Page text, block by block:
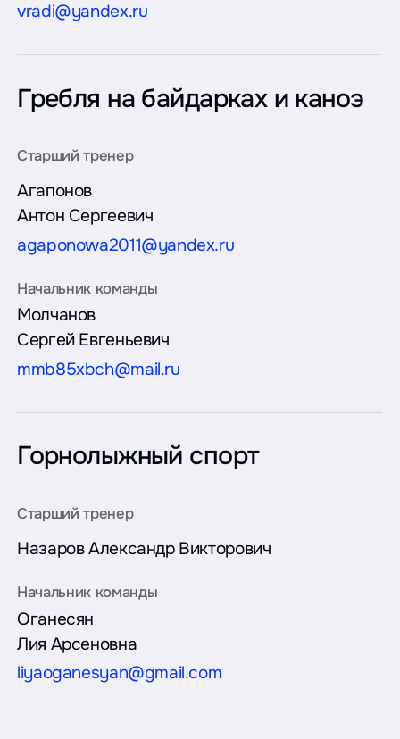
vradi@yandex.ru
Гребля на байдарках и каноэ
Агапонов
Антон Сергеевич
agaponowa2011@yandex.ru
Молчанов
Сергей Евгеньевич
mmb85xbch@mail.ru
Горнолыжный спорт
НазаровАлександр Викторович
Оганесян
Лия Арсеновна
liyaoganesyan@gmail.com